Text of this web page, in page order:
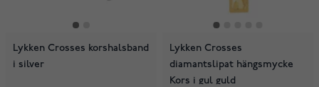
Lykken Crosses korshalsband
i silver
Lykken Crosses
diamantslipat hängsmycke
Kors i gul guld